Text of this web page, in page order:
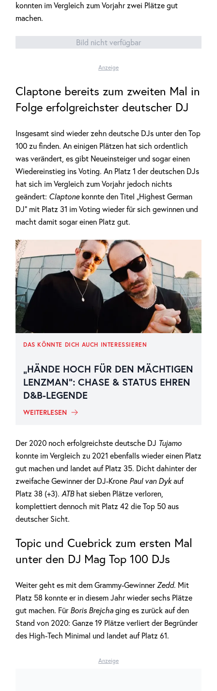
konnten im Vergleich zum Vorjahr zwei Plätze gut
machen.
Bild nicht verfügbar
Anzeige
Claptone bereits zum zweiten Mal in
Folge erfolgreichster deutscher DJ
Insgesamt sind wieder zehn deutsche DJs unter den Top
100 zu finden. An einigen Plätzen hat sich ordentlich
was verändert, es gibt Neueinsteiger und sogar einen
Wiedereinstieg ins Voting. An Platz 1 der deutschen DJs
hat sich im Vergleich zum Vorjahr jedoch nichts
geändert: Claptonekonnte den Titel „Highest German
DJ“ mit Platz 31 im Voting wieder für sich gewinnen und
macht damit sogar einen Platz gut.
DAS KÖNNTE DICH AUCH INTERESSIEREN
„HÄNDE HOCH FÜR DEN MÄCHTIGEN
LENZMAN“: CHASE & STATUS EHREN
D&B-LEGENDE
WEITERLESEN
Der 2020 noch erfolgreichste deutsche DJ Tujamo
konnte im Vergleich zu 2021 ebenfalls wieder einen Platz
gut machen und landet auf Platz 35. Dicht dahinter der
zweifache Gewinner der DJ-Krone Paul van Dykauf
Platz 38 (+3). ATBhat sieben Plätze verloren,
komplettiert dennoch mit Platz 42 die Top 50 aus
deutscher Sicht.
Topic und Cuebrick zum ersten Mal
unter den DJ Mag Top 100 DJs
Weiter geht es mit dem Grammy-GewinnerZedd. Mit
Platz 58 konnte er in diesem Jahr wieder sechs Plätze
gut machen. Für Boris Brejcha ging es zurück auf den
Stand von 2020: Ganze 19 Plätze verliert der Begründer
des High-Tech Minimal und landet auf Platz 61.
Anzeige